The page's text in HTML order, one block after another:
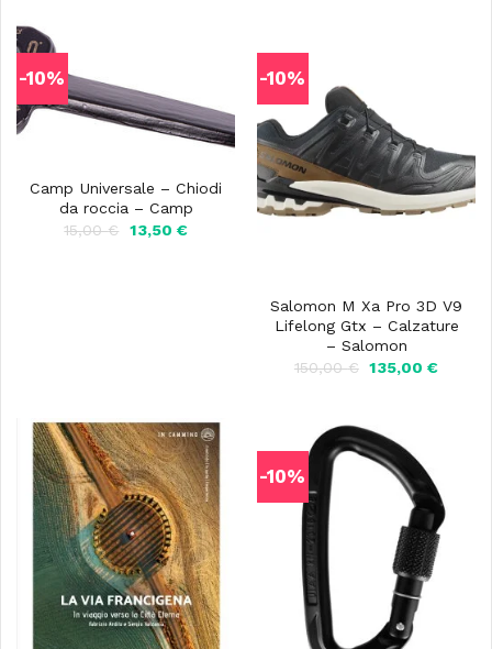
-10%
Camp Universale – Chiodi
da roccia – Camp
15,00€
Il
prezzo
13,50 €Il
-10%
Salomon M Xa Pro 3D V9
Lifelong Gtx – Calzature
– Salomon
150,00€ Il
150,00 €.
135,00€Il
-10%